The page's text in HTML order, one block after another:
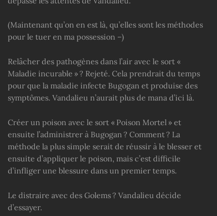
(Maintenant qu’on en est là, qu’elles sont les méthodes
pour le tuer en ma possession –)
Relâcher des pathogènes dans l’air avec le sort «
Maladie incurable » ? Rejeté. Cela prendrait du temps
pour que la maladie infecte Bugogan et produise des
symptômes. Vandalieu n’aurait plus de mana d’ici là.
Créer un poison avec le sort « Poison Mortel » et
ensuite l’administrer à Bugogan ? Comment ? La
méthode la plus simple serait de réussir à le blesser et
ensuite d’appliquer le poison, mais c’est difficile
d’infliger une blessure dans un premier temps.
Le distraire avec des Golems ? Vandalieu décide
d’essayer.